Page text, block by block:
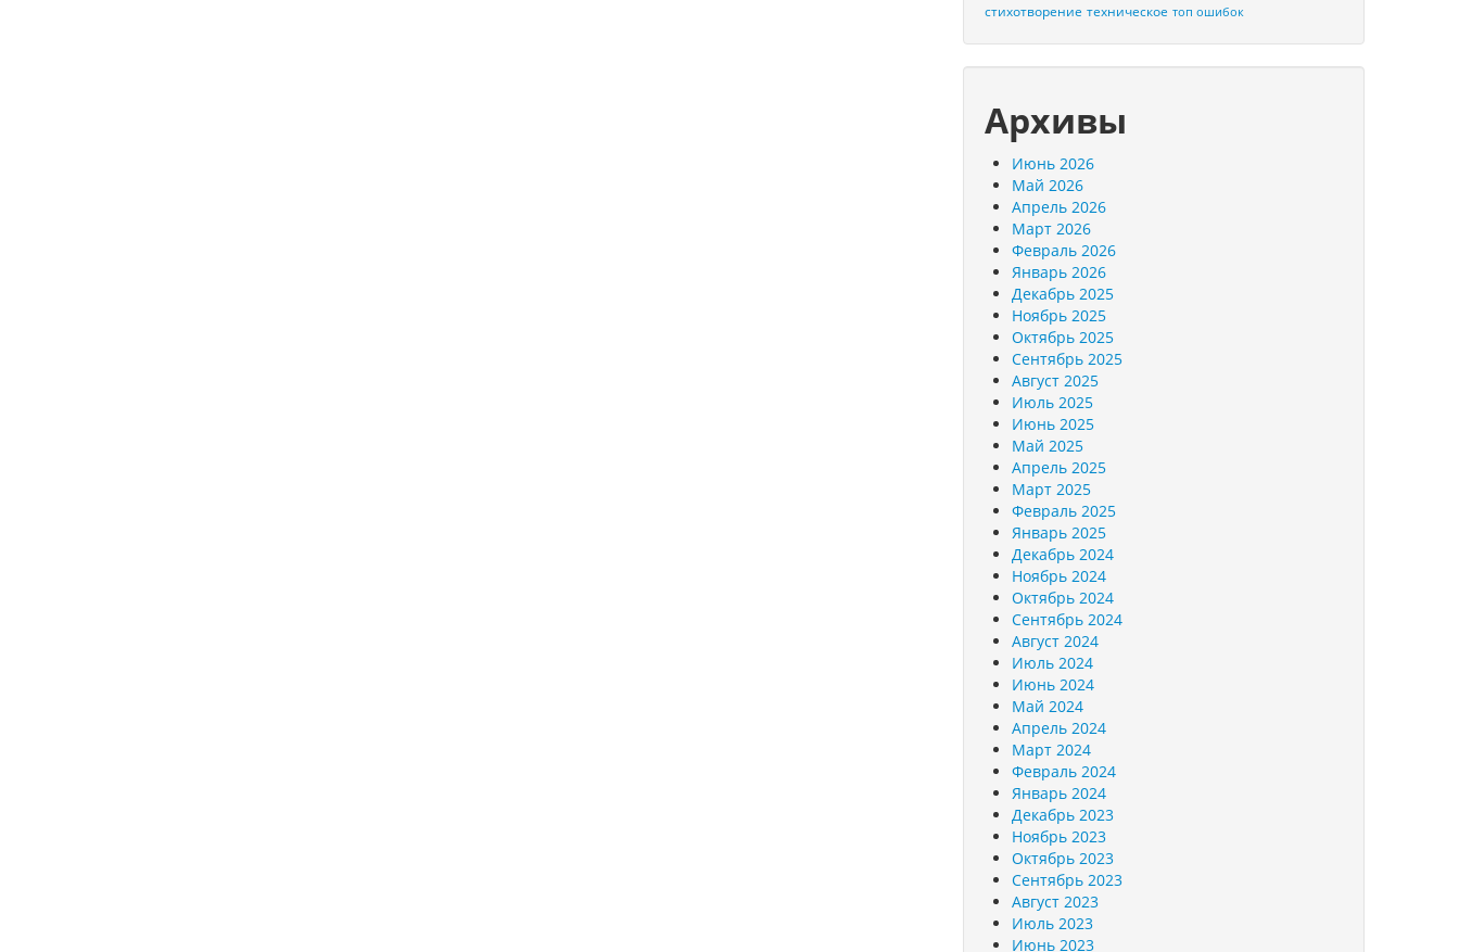
стихотворение техническое топ ошибок
Архивы
Июнь 2026
Май 2026
Апрель 2026
Март 2026
Февраль 2026
Январь 2026
Декабрь 2025
Ноябрь 2025
Октябрь 2025
Сентябрь 2025
Август 2025
Июль 2025
Июнь 2025
Май 2025
Апрель 2025
Март 2025
Февраль 2025
Январь 2025
Декабрь 2024
Ноябрь 2024
Октябрь 2024
Сентябрь 2024
Август 2024
Июль 2024
Июнь 2024
Май 2024
Апрель 2024
Март 2024
Февраль 2024
Январь 2024
Декабрь 2023
Ноябрь 2023
Октябрь 2023
Сентябрь 2023
Август 2023
Июль 2023
Июнь 2023